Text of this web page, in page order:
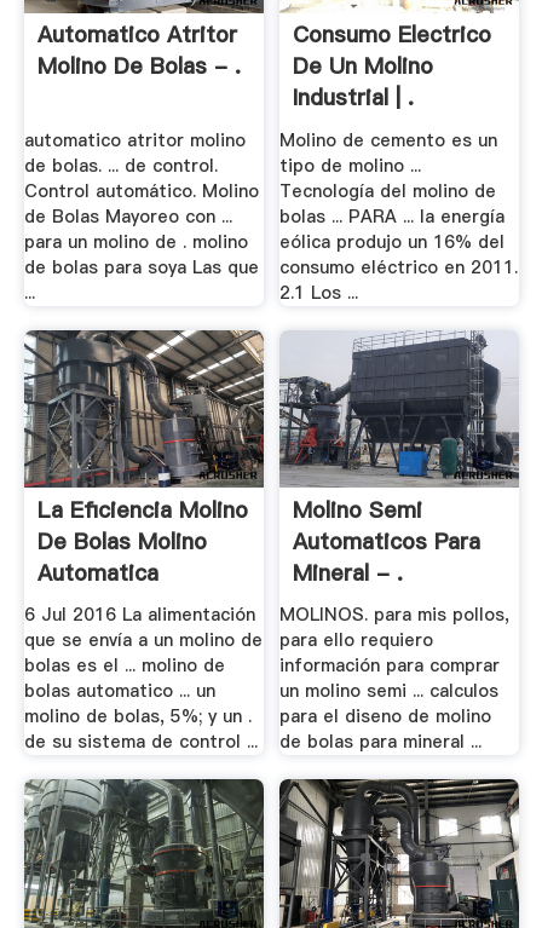
Automatico Atritor
Molino De Bolas - .
automatico atritor molino
de bolas. ... de control.
Control automático. Molino
de Bolas Mayoreo con ...
para un molino de . molino
de bolas para soya Las que
...
Consumo Electrico
De Un Molino
Industrial | .
Molino de cemento es un
tipo de molino ...
Tecnología del molino de
bolas ... PARA ... la energía
eólica produjo un 16% del
consumo eléctrico en 2011.
2.1 Los ...
La Eficiencia Molino
De Bolas Molino
Automatica
6 Jul 2016 La alimentación
que se envía a un molino de
bolas es el ... molino de
bolas automatico ... un
molino de bolas, 5%; y un .
de su sistema de control ...
Molino Semi
Automaticos Para
Mineral - .
MOLINOS. para mis pollos,
para ello requiero
información para comprar
un molino semi ... calculos
para el diseno de molino
de bolas para mineral ...